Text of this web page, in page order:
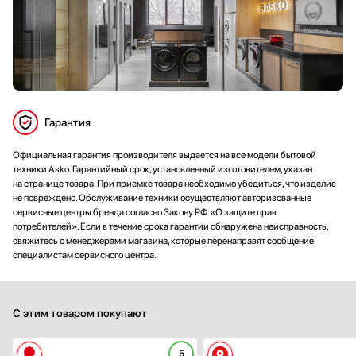
Гарантия
Официальная гарантия производителя выдается на все модели бытовой
техники Asko. Гарантийный срок, установленный изготовителем, указан
на странице товара. При приемке товара необходимо убедиться, что изделие
не повреждено. Обслуживание техники осуществляют авторизованные
сервисные центры бренда согласно Закону РФ «О защите прав
потребителей». Если в течение срока гарантии обнаружена неисправность,
свяжитесь с менеджерами магазина, которые перенаправят сообщение
специалистам сервисного центра.
С этим товаром покупают
5